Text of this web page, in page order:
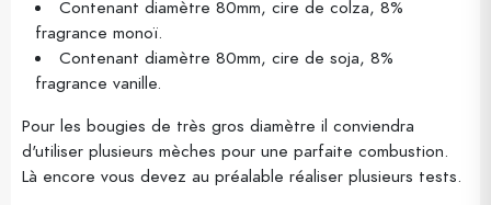
Contenant diamètre 80mm, cire de colza, 8%
fragrance monoï.
Contenant diamètre 80mm, cire de soja, 8%
fragrance vanille.
Pour les bougies de très gros diamètre il conviendra
d'utiliser plusieurs mèches pour une parfaite combustion.
Là encore vous devez au préalable réaliser plusieurs tests.